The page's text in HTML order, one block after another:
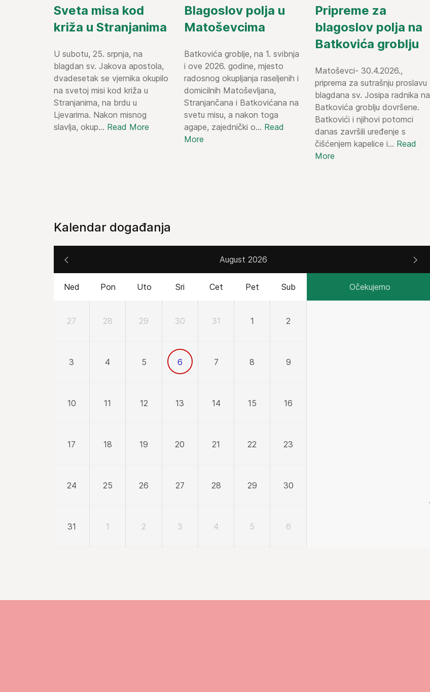
Sveta misa kod
križa u Stranjanima
U subotu, 25. srpnja, na
blagdan sv. Jakova apostola,
dvadesetak se vjernika okupilo
na svetoj misi kod križa u
Stranjanima, na brdu u
Ljevarima. Nakon misnog
slavlja, okup... Read More
Blagoslov polja u
Matoševcima
Batkovića groblje, na 1. svibnja
i ove 2026. godine, mjesto
radosnog okupljanja raseljenih i
domicilnih Matoševljana,
Stranjančana i Batkovićana na
svetu misu, a nakon toga
agape, zajednički o... Read
More
Pripreme za
blagoslov polja na
Batkovića groblju
Matoševci- 30.4.2026.,
priprema za sutrašnju proslavu
blagdana sv. Josipa radnika na
Batkovića groblju dovršene.
Batkovići i njihovi potomci
danas završili uređenje s
čišćenjem kapelice i... Read
More
Kalendar događanja
August 2026
Ned Pon Uto Sri Cet Pet Sub
27 28 29 30 31 1 2
3 4 5 6 7 8 9
10 11 12 13 14 15 16
17 18 19 20 21 22 23
24 25 26 27 28 29 30
31 1 2 3 4 5 6
Očekujemo